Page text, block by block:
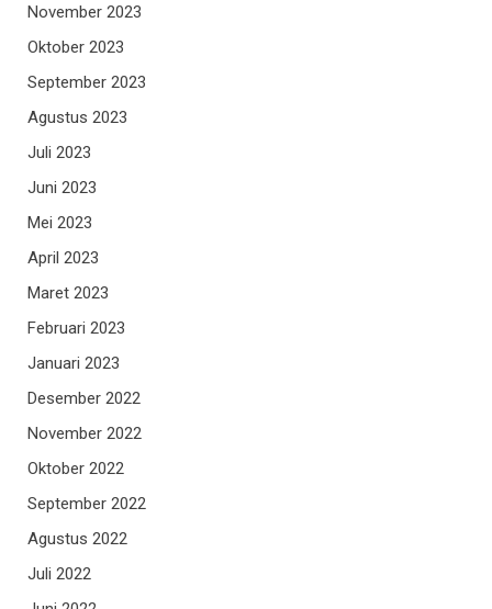
November 2023
Oktober 2023
September 2023
Agustus 2023
Juli 2023
Juni 2023
Mei 2023
April 2023
Maret 2023
Februari 2023
Januari 2023
Desember 2022
November 2022
Oktober 2022
September 2022
Agustus 2022
Juli 2022